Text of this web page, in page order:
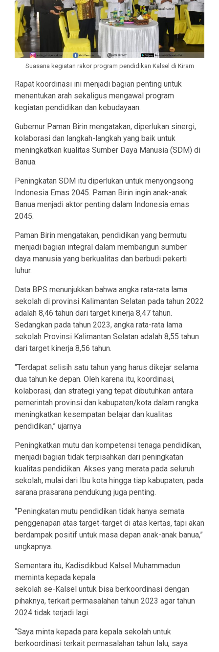
Suasana kegiatan rakor program pendidikan Kalsel di Kiram
Rapat koordinasi ini menjadi bagian penting untuk
menentukan arah sekaligus mengawal program
kegiatan pendidikan dan kebudayaan.
Gubernur Paman Birin mengatakan, diperlukan sinergi,
kolaborasi dan langkah-langkah yang baik untuk
meningkatkan kualitas Sumber Daya Manusia (SDM) di
Banua.
Peningkatan SDM itu diperlukan untuk menyongsong
Indonesia Emas 2045. Paman Birin ingin anak-anak
Banua menjadi aktor penting dalam Indonesia emas
2045.
Paman Birin mengatakan, pendidikan yang bermutu
menjadi bagian integral dalam membangun sumber
daya manusia yang berkualitas dan berbudi pekerti
luhur.
Data BPS menunjukkan bahwa angka rata-rata lama
sekolah di provinsi Kalimantan Selatan pada tahun 2022
adalah 8,46 tahun dari target kinerja 8,47 tahun.
Sedangkan pada tahun 2023, angka rata-rata lama
sekolah Provinsi Kalimantan Selatan adalah 8,55 tahun
dari target kinerja 8,56 tahun.
“Terdapat selisih satu tahun yang harus dikejar selama
dua tahun ke depan. Oleh karena itu, koordinasi,
kolaborasi, dan strategi yang tepat dibutuhkan antara
pemerintah provinsi dan kabupaten/kota dalam rangka
meningkatkan kesempatan belajar dan kualitas
pendidikan,” ujarnya
Peningkatkan mutu dan kompetensi tenaga pendidikan,
menjadi bagian tidak terpisahkan dari peningkatan
kualitas pendidikan. Akses yang merata pada seluruh
sekolah, mulai dari Ibu kota hingga tiap kabupaten, pada
sarana prasarana pendukung juga penting.
“Peningkatan mutu pendidikan tidak hanya semata
penggenapan atas target-target di atas kertas, tapi akan
berdampak positif untuk masa depan anak-anak banua,”
ungkapnya.
Sementara itu, Kadisdikbud Kalsel Muhammadun
meminta kepada kepala
sekolah se-Kalsel untuk bisa berkoordinasi dengan
pihaknya, terkait permasalahan tahun 2023 agar tahun
2024 tidak terjadi lagi.
“Saya minta kepada para kepala sekolah untuk
berkoordinasi terkait permasalahan tahun lalu, saya